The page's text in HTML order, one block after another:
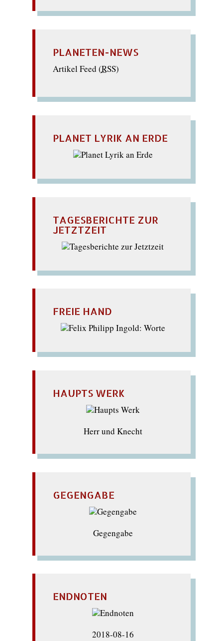
PLANETEN-NEWS
Artikel Feed (RSS)
PLANET LYRIK AN ERDE
TAGESBERICHTE ZUR
JETZTZEIT
FREIE HAND
HAUPTS WERK
Herr und Knecht
GEGENGABE
Gegengabe
ENDNOTEN
2018-08-16